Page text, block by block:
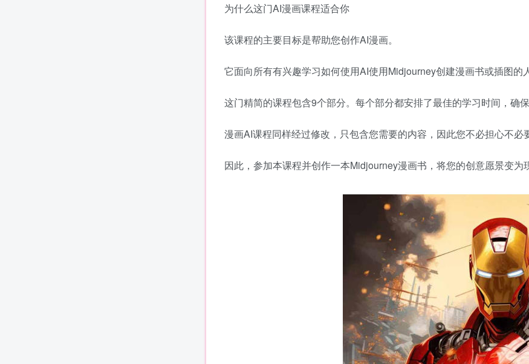
为什么这门AI漫画课程适合你
该课程的主要目标是帮助您创作AI漫画。
它面向所有有兴趣学习如何使用AI使用Midjourney创建漫画书或插图的人
这门精简的课程包含9个部分。每个部分都安排了最佳的学习时间，确
漫画AI课程同样经过修改，只包含您需要的内容，因此您不必担心不必
因此，参加本课程并创作一本Midjourney漫画书，将您的创意愿景变为